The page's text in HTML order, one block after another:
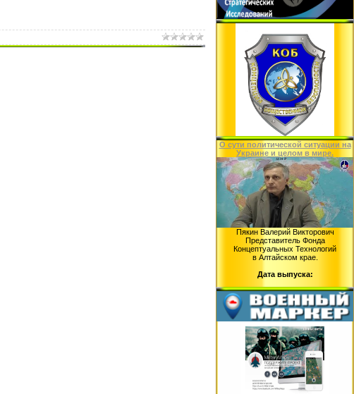
O сути политической ситуации на
Украине и целом в мире.
Пякин Валерий Викторович
Представитель Фонда
Концептуальных Технологий
в Алтайском крае.
Дата выпуска: